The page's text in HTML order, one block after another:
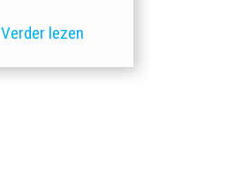
Verder lezen